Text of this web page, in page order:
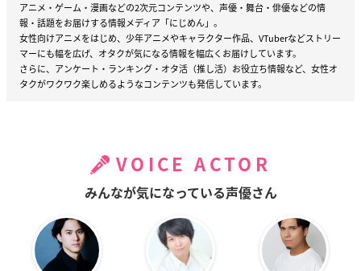
アニメ・ゲーム・漫画などの2次元コンテンツや、声優・舞台・俳優などの情
報・話題をお届けする情報メディア「にじめん」。
女性向けアニメをはじめ、少年アニメやキャラクター作品、VTuberなどストリー
マーにも幅を広げ、オタクが気になる情報を幅広くお届けしています。
さらに、アンケート・ランキング・オタ活（推し活）お役立ち情報など、女性オ
タクがワクワク楽しめるようなコンテンツも発信しています。
VOICE ACTOR
みんなが気になっている声優さん